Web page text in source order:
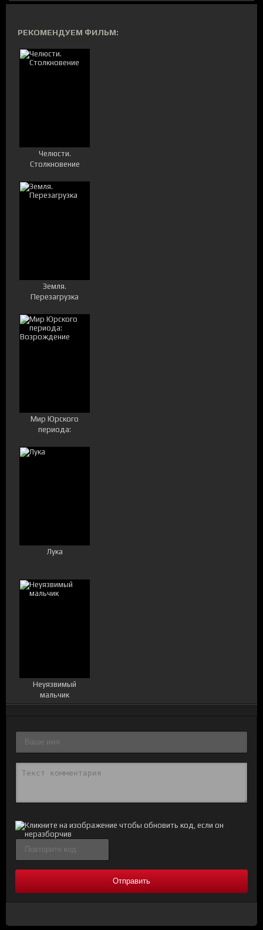
РЕКОМЕНДУЕМ ФИЛЬМ:
Челюсти.
Столкновение
Земля.
Перезагрузка
Мир Юрского
периода:
Лука
Неуязвимый
мальчик
Отправить